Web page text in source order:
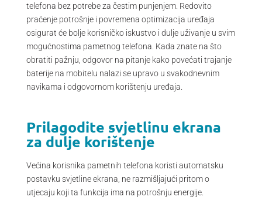
telefona bez potrebe za čestim punjenjem. Redovito
praćenje potrošnje i povremena optimizacija uređaja
osigurat će bolje korisničko iskustvo i dulje uživanje u svim
mogućnostima pametnog telefona. Kada znate na što
obratiti pažnju, odgovor na pitanje kako povećati trajanje
baterije na mobitelu nalazi se upravo u svakodnevnim
navikama i odgovornom korištenju uređaja.
Prilagodite svjetlinu ekrana
za dulje korištenje
Većina korisnika pametnih telefona koristi automatsku
postavku svjetline ekrana, ne razmišljajući pritom o
utjecaju koji ta funkcija ima na potrošnju energije.